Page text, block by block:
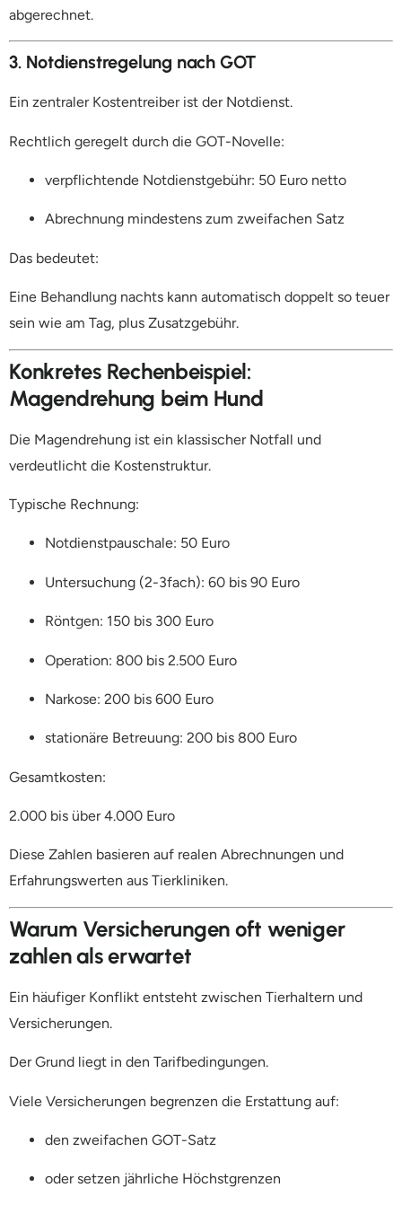
abgerechnet.
3. Notdienstregelung nach GOT
Ein zentraler Kostentreiber ist der Notdienst.
Rechtlich geregelt durch die GOT-Novelle:
verpflichtende Notdienstgebühr: 50 Euro netto
Abrechnung mindestens zum zweifachen Satz
Das bedeutet:
Eine Behandlung nachts kann automatisch doppelt so teuer
sein wie am Tag, plus Zusatzgebühr.
Konkretes Rechenbeispiel:
Magendrehung beim Hund
Die Magendrehung ist ein klassischer Notfall und
verdeutlicht die Kostenstruktur.
Typische Rechnung:
Notdienstpauschale: 50 Euro
Untersuchung (2-3fach): 60 bis 90 Euro
Röntgen: 150 bis 300 Euro
Operation: 800 bis 2.500 Euro
Narkose: 200 bis 600 Euro
stationäre Betreuung: 200 bis 800 Euro
Gesamtkosten:
2.000 bis über 4.000 Euro
Diese Zahlen basieren auf realen Abrechnungen und
Erfahrungswerten aus Tierkliniken.
Warum Versicherungen oft weniger
zahlen als erwartet
Ein häufiger Konflikt entsteht zwischen Tierhaltern und
Versicherungen.
Der Grund liegt in den Tarifbedingungen.
Viele Versicherungen begrenzen die Erstattung auf:
den zweifachen GOT-Satz
oder setzen jährliche Höchstgrenzen